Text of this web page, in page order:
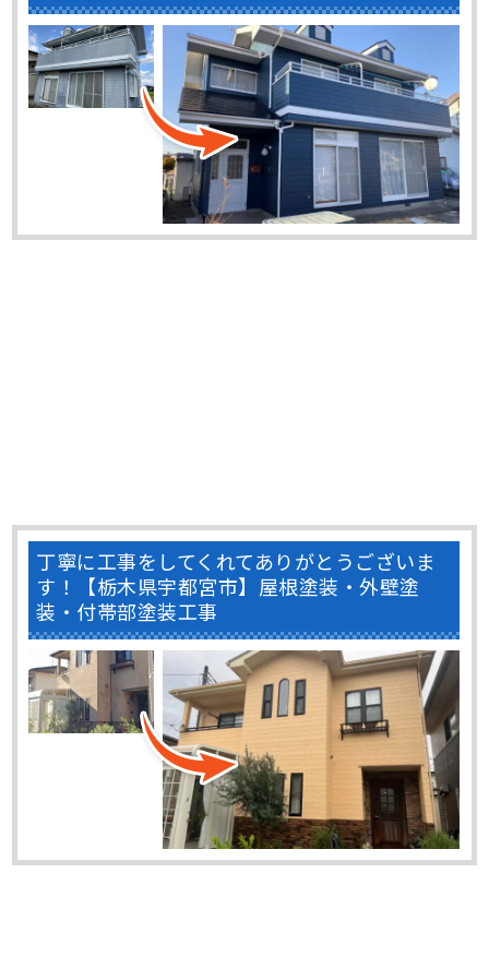
丁寧に工事をしてくれてありがとうございま
す！【栃木県宇都宮市】屋根塗装・外壁塗
装・付帯部塗装工事